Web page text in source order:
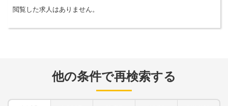
閲覧した求人はありません。
他の条件で再検索する